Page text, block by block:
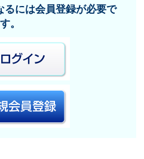
るには会員登録が必要で
す。